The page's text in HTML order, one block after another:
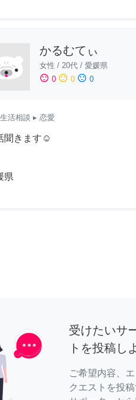
かるむてぃ
女性 / 20代 / 愛媛県
sentiment_satisfied 0 sentiment_neutral 0 sentiment_dissatisfied 0
生活相談 ▸ 恋愛
聞きます☺️
県
受けたいサ
トを投稿し
ご希望内容、
クエストを投